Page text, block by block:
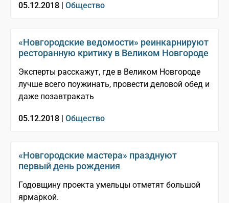
05.12.2018 | Общество
«Новгородские ведомости» реинкарнируют
ресторанную критику в Великом Новгороде
Эксперты расскажут, где в Великом Новгороде
лучше всего поужинать, провести деловой обед и
даже позавтракать
05.12.2018 | Общество
«Новгородские мастера» празднуют
первый день рождения
Годовщину проекта умельцы отметят большой
ярмаркой.